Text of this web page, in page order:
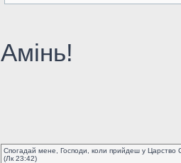
Амінь!
Спогадай мене, Господи, коли прийдеш у Царство
(Лк 23:42)